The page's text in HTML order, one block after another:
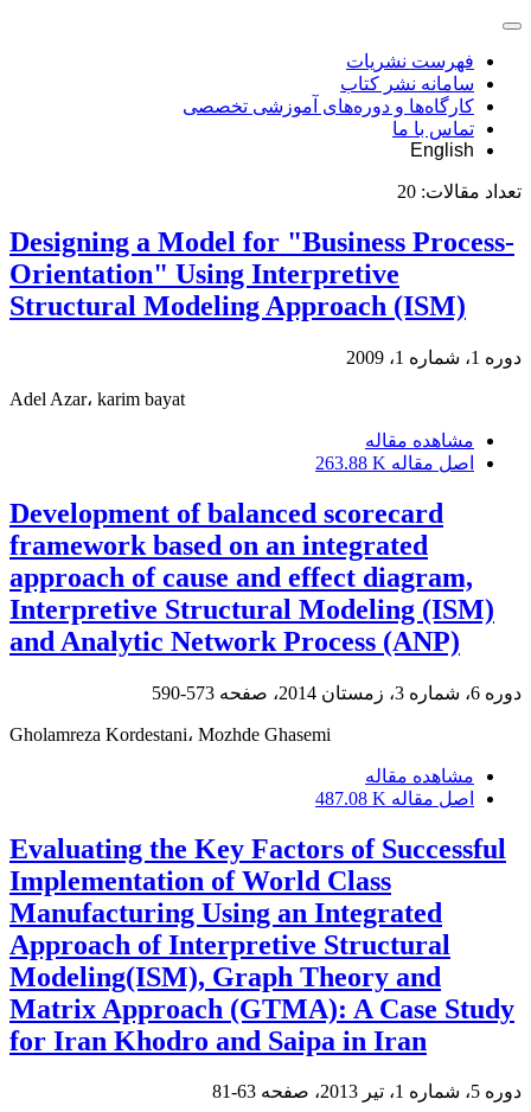
فهرست نشریات
سامانه نشر کتاب
کارگاه‌ها و دوره‌های آموزشی تخصصی
تماس با ما
English
تعداد مقالات: 20
Designing a Model for "Business Process-
Orientation" Using Interpretive
Structural Modeling Approach (ISM)
دوره 1، شماره 1، 2009
Adel Azar، karim bayat
مشاهده مقاله
اصل مقاله 263.88 K
Development of balanced scorecard
framework based on an integrated
approach of cause and effect diagram,
Interpretive Structural Modeling (ISM)
and Analytic Network Process (ANP)
دوره 6، شماره 3، زمستان 2014، صفحه 573-590
Gholamreza Kordestani، Mozhde Ghasemi
مشاهده مقاله
اصل مقاله 487.08 K
Evaluating the Key Factors of Successful
Implementation of World Class
Manufacturing Using an Integrated
Approach of Interpretive Structural
Modeling(ISM), Graph Theory and
Matrix Approach (GTMA): A Case Study
for Iran Khodro and Saipa in Iran
دوره 5، شماره 1، تیر 2013، صفحه 63-81